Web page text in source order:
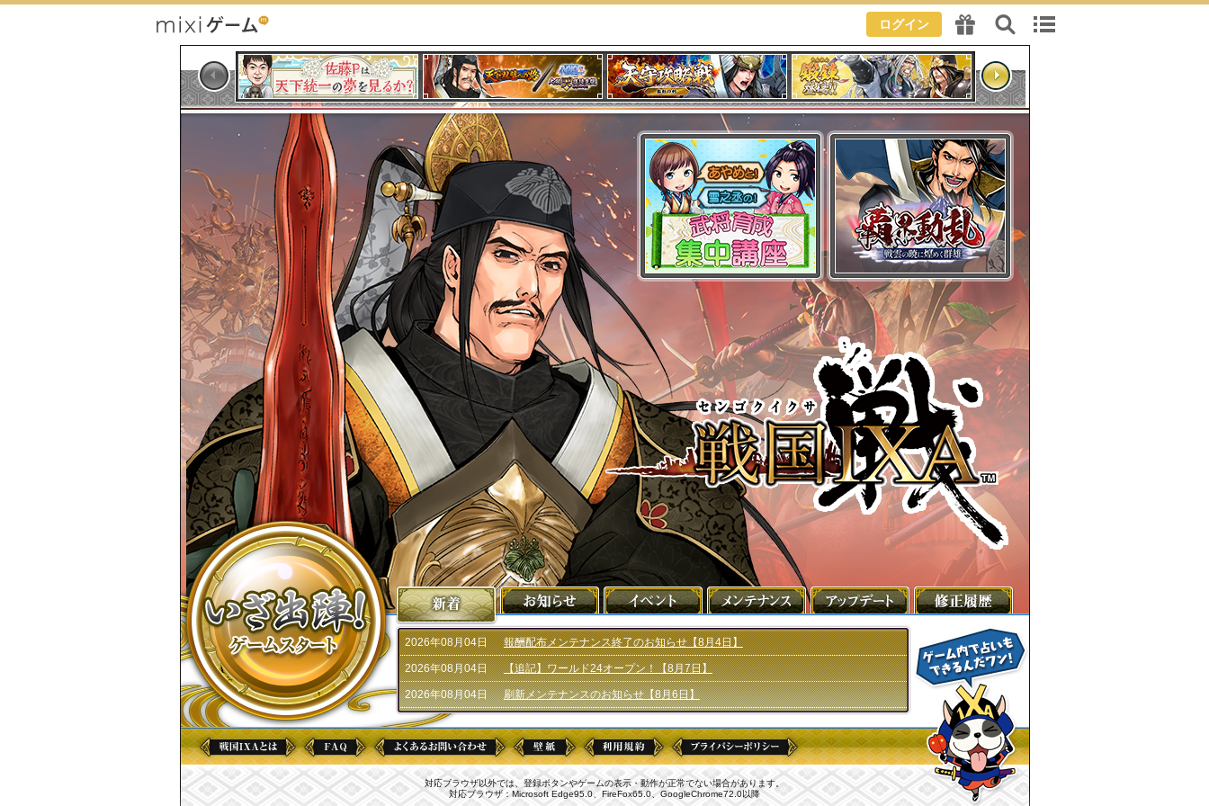
2026年08月04日 報酬配布メンテナンス終了のお知らせ【8月4日】
2026年08月04日 【追記】ワールド24オープン！【8月7日】
2026年08月04日 刷新メンテナンスのお知らせ【8月6日】
2026年07月31日
2026年07月31日 【追記】2026年8月の新章突入までの各種日程について
2026年07月25日 【ワールド天下／無双／布武】間の城主入れ替えについて
2026年07月24日 刷新・統合時の「引き継ぎカード選択」に関するアンケートご協力のお願い
対応ブラウザ以外では、登録ボタンやゲームの表示・動作が正常でない場合があります。
対応ブラウザ：Microsoft Edge95.0、FireFox65.0、GoogleChrome72.0以降